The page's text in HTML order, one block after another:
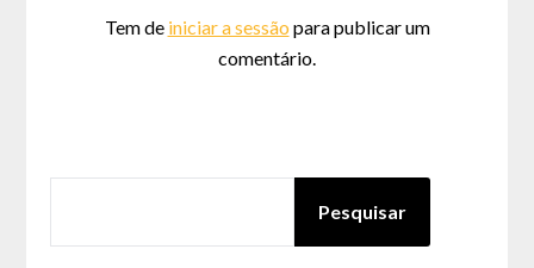
Tem de iniciar a sessão para publicar um
comentário.
Pesquisar